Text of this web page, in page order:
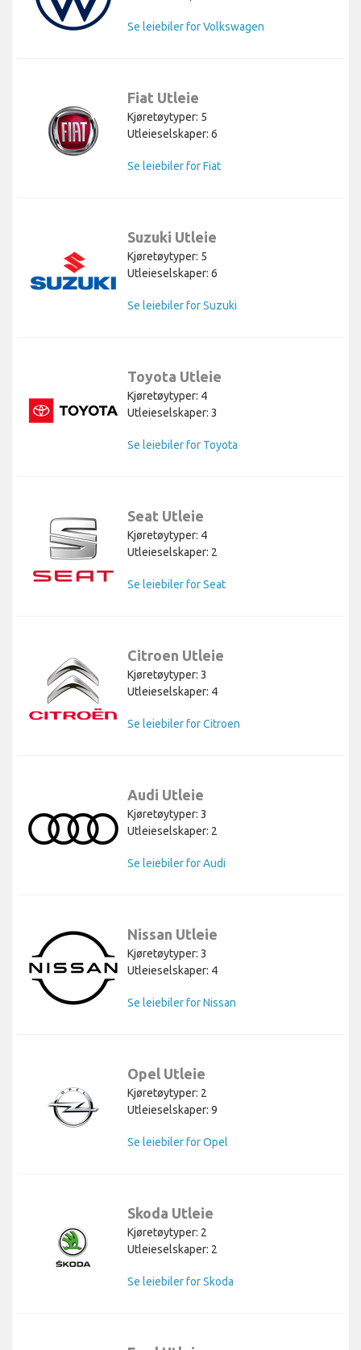
Se leiebiler for Volkswagen
Fiat Utleie
Kjøretøytyper: 5
Utleieselskaper: 6
Se leiebiler for Fiat
Suzuki Utleie
Kjøretøytyper: 5
Utleieselskaper: 6
Se leiebiler for Suzuki
Toyota Utleie
Kjøretøytyper: 4
Utleieselskaper: 3
Se leiebiler for Toyota
Seat Utleie
Kjøretøytyper: 4
Utleieselskaper: 2
Se leiebiler for Seat
Citroen Utleie
Kjøretøytyper: 3
Utleieselskaper: 4
Se leiebiler for Citroen
Audi Utleie
Kjøretøytyper: 3
Utleieselskaper: 2
Se leiebiler for Audi
Nissan Utleie
Kjøretøytyper: 3
Utleieselskaper: 4
Se leiebiler for Nissan
Opel Utleie
Kjøretøytyper: 2
Utleieselskaper: 9
Se leiebiler for Opel
Skoda Utleie
Kjøretøytyper: 2
Utleieselskaper: 2
Se leiebiler for Skoda